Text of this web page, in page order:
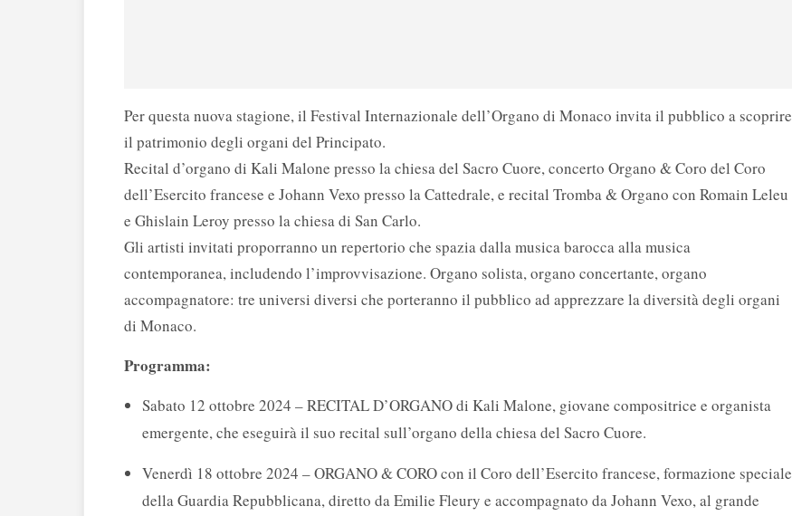
Per questa nuova stagione, il Festival Internazionale dell’Organo di Monaco invita il pubblico a scoprire
il patrimonio degli organi del Principato.
Recital d’organo di Kali Malone presso la chiesa del Sacro Cuore, concerto Organo & Coro del Coro
dell’Esercito francese e Johann Vexo presso la Cattedrale, e recital Tromba & Organo con Romain Leleu
e Ghislain Leroy presso la chiesa di San Carlo.
Gli artisti invitati proporranno un repertorio che spazia dalla musica barocca alla musica
contemporanea, includendo l’improvvisazione. Organo solista, organo concertante, organo
accompagnatore: tre universi diversi che porteranno il pubblico ad apprezzare la diversità degli organi
di Monaco.
Programma:
Sabato 12 ottobre 2024 – RECITAL D’ORGANO di Kali Malone, giovane compositrice e organista
emergente, che eseguirà il suo recital sull’organo della chiesa del Sacro Cuore.
Venerdì 18 ottobre 2024 – ORGANO & CORO con il Coro dell’Esercito francese, formazione speciale
della Guardia Repubblicana, diretto da Emilie Fleury e accompagnato da Johann Vexo, al grande